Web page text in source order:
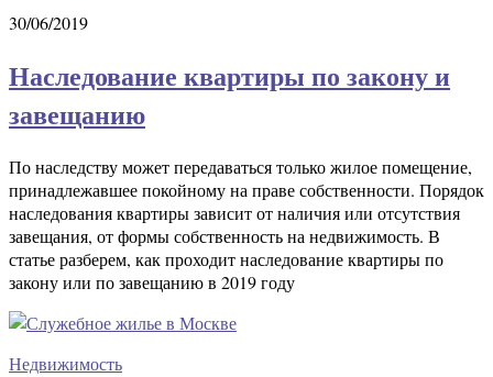
30/06/2019
Наследование квартиры по закону и
завещанию
По наследству может передаваться только жилое помещение,
принадлежавшее покойному на праве собственности. Порядок
наследования квартиры зависит от наличия или отсутствия
завещания, от формы собственность на недвижимость. В
статье разберем, как проходит наследование квартиры по
закону или по завещанию в 2019 году
Недвижимость